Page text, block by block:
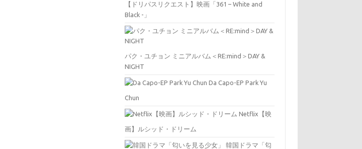
【ドリパスリクエスト】映画「361 – White and
Black -」
パク・ユチョン ミニアルバム＜RE:mind＞DAY &
NIGHT
Da Capo-EP Park Yu
Chun
Netflix【映
画】ルシッド・ドリーム
韓国ドラマ「匂